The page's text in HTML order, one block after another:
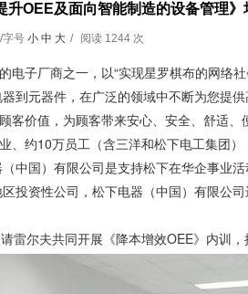
升OEE及面向智能制造的设备管理》
/字号 小 中 大 / 阅读 1244 次
电子厂商之一，以“实现星罗棋布的网络
到元器件，在广泛的领域中不断为您提
客价值，为顾客带来安心、安全、舒适
、约10万员工（含三洋和松下电工集团
中国）有限公司是支持松下在华企事业
投资性公司，松下电器（中国）有限公
雷尔夫共同开展《降本增效OEE》内训